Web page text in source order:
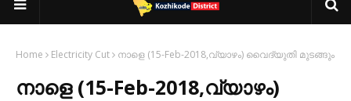
Home Electricity Cut നാളെ (15-Feb-2018,വ്യാഴം) വൈദ്യുതി മുടങ്ങും
നാളെ (15-Feb-2018,വ്യാഴം)